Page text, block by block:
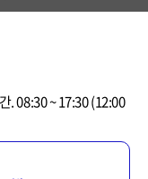
. 08:30 ~ 17:30 (12:00